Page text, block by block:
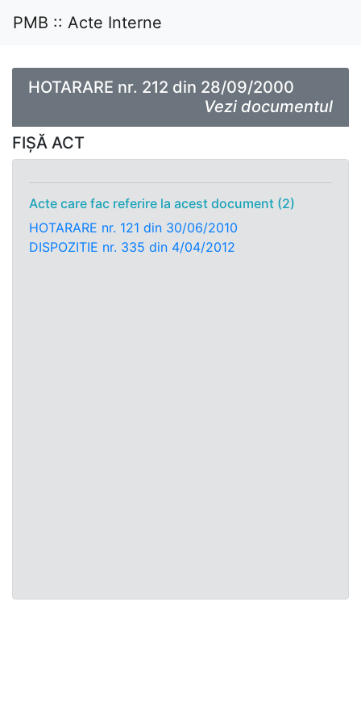
PMB :: Acte Interne
HOTARARE nr. 212 din 28/09/2000
Vezi documentul
FIȘĂ ACT
Acte care fac referire la acest document (2)
HOTARARE nr. 121 din 30/06/2010
DISPOZITIE nr. 335 din 4/04/2012